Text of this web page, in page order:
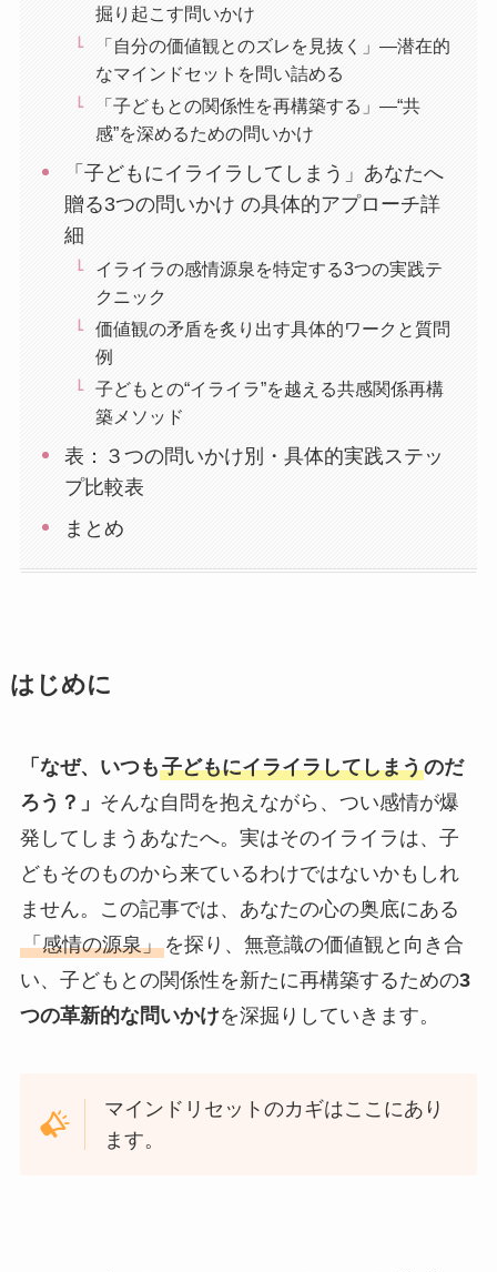
掘り起こす問いかけ
「自分の価値観とのズレを見抜く」―潜在的
なマインドセットを問い詰める
「子どもとの関係性を再構築する」―“共
感”を深めるための問いかけ
「子どもにイライラしてしまう」あなたへ
贈る3つの問いかけ の具体的アプローチ詳
細
イライラの感情源泉を特定する3つの実践テ
クニック
価値観の矛盾を炙り出す具体的ワークと質問
例
子どもとの“イライラ”を越える共感関係再構
築メソッド
表：３つの問いかけ別・具体的実践ステッ
プ比較表
まとめ
はじめに
「なぜ、いつも子どもにイライラしてしまうのだ
ろう？」 そんな自問を抱えながら、つい感情が爆
発してしまうあなたへ。実はそのイライラは、子
どもそのものから来ているわけではないかもしれ
ません。この記事では、あなたの心の奥底にある
「感情の源泉」を探り、無意識の価値観と向き合
い、子どもとの関係性を新たに再構築するための3
つの革新的な問いかけを深掘りしていきます。
マインドリセットのカギはここにあり
ます。